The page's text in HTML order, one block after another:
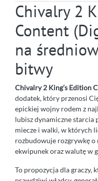
Chivalry 2
Content
na
bitwy
Chivalry 2 King’s Edition
dodatek, który przenosi
epickiej wojny rodem z
lubisz dynamiczne starcia
miecze i walki, w których
rozbudowuje rozgrywkę o
ekwipunek oraz walutę w
To propozycja dla graczy,